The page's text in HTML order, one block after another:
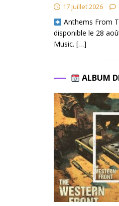
17 juillet 2026
Anthems From
disponible le 28
Music. […]
ALBUM